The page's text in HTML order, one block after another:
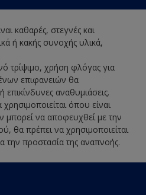
καθαρές, στεγνές και
ή κακής συνοχής υλικά,
τρίψιμο, χρήση φλόγας για
επιφανειών θα
αναθυμιάσεις.
όπου είναι
μπορεί να αποφευχθεί με την
θα πρέπει να χρησιμοποιείται
την προστασία της αναπνοής.